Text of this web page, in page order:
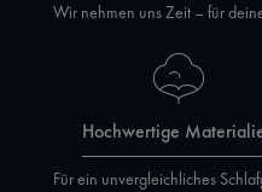
Wir nehmen uns Zeit – für
Hochwertige
Für ein unvergleichliches